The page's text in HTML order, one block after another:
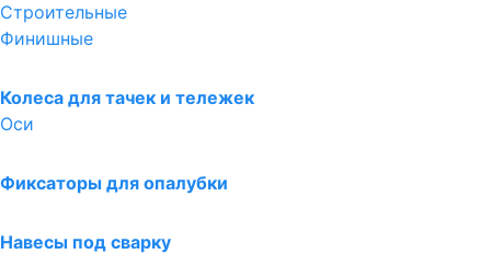
Строительные
Финишные
Колеса для тачек и тележек
Оси
Фиксаторы для опалубки
Навесы под сварку